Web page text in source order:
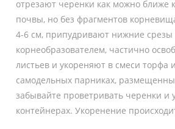
отрезают черенки как можно ближе
почвы, но без фрагментов
4-6 см, припудривают нижние срезы
корнеобразователем, частично
листьев и укореняют в смеси торфа
самодельных парниках,
забывайте проветривать черенки и
контейнерах. Укоренение